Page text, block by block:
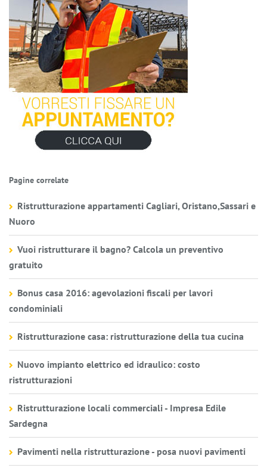
Pagine correlate
Ristrutturazione appartamenti Cagliari, Oristano,Sassari e
Nuoro
Vuoi ristrutturare il bagno? Calcola un preventivo
gratuito
Bonus casa 2016: agevolazioni fiscali per lavori
condominiali
Ristrutturazione casa: ristrutturazione della tua cucina
Nuovo impianto elettrico ed idraulico: costo
ristrutturazioni
Ristrutturazione locali commerciali - Impresa Edile
Sardegna
Pavimenti nella ristrutturazione - posa nuovi pavimenti